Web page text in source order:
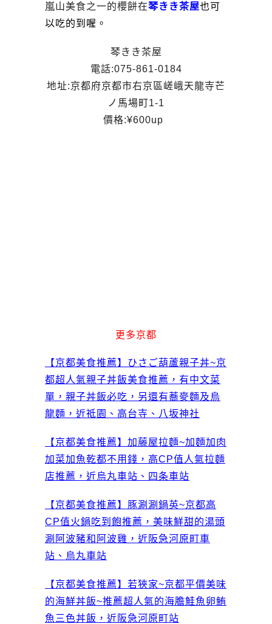
嵐山美食之一的櫻餅在琴きき茶屋也可
以吃的到喔。
琴きき茶屋
電話:075-861-0184
地址:京都府京都市右京區嵯峨天龍寺芒
ノ馬場町1-1
價格:¥600up
更多京都
【京都美食推薦】ひさご葫蘆親子丼~京
都超人氣親子丼飯美食推薦，有中文菜
單，親子丼飯必吃，另還有蕎麥麵及烏
龍麵，近祗園、高台寺、八坂神社
【京都美食推薦】加藤屋拉麵~加麵加肉
加菜加魚乾都不用錢，高CP值人氣拉麵
店推薦，近烏丸車站、四条車站
【京都美食推薦】豚涮涮鍋英~京都高
CP值火鍋吃到飽推薦，美味鮮甜的湯頭
涮阿波豬和阿波雞，近阪急河原町車
站、烏丸車站
【京都美食推薦】若狹家~京都平價美味
的海鮮丼飯~推薦超人氣的海膽鮭魚卵鮪
魚三色丼飯，近阪急河原町站